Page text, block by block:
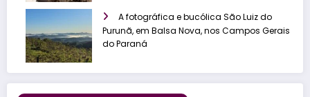
A fotográfica e bucólica São Luiz do
Purunã, em Balsa Nova, nos Campos Gerais
do Paraná